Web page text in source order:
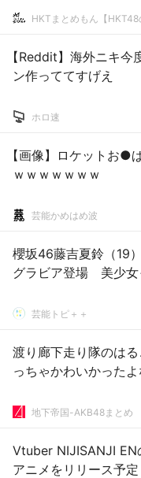
HKTまとめもん【HKT48
【Reddit】海外ニキ今
ン作っててすげえ
ホロ速
【画像】ロケットお●
ｗｗｗｗｗｗｗ
芸能かめはめ波
櫻坂46藤吉夏鈴（19
グラビア登場 美少女
芸能トピ＋＋
渡り廊下走り隊のは
っちゃかわいかったよ
地下帝国-AKB48まとめ
Vtuber NIJISANJI EN
アニメをリリース予